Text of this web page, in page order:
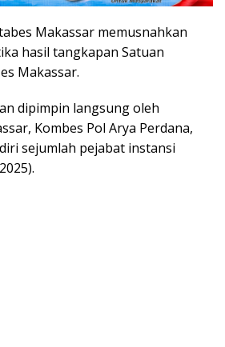
Makassar memusnahkan
hasil tangkapan Satuan
Makassar.
dipimpin langsung oleh
Kombes Pol Arya Perdana,
sejumlah pejabat instansi